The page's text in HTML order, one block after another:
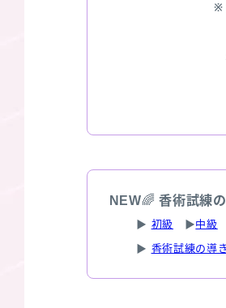
※
NEW🌈香術試練
▶ 初級 ▶中級
▶ 香術試練の導